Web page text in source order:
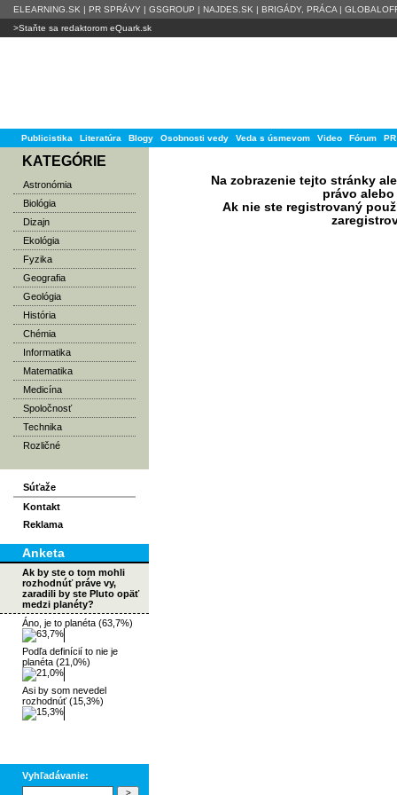
ELEARNING.SK | PR SPRÁVY | GSGROUP | NAJDES.SK | BRIGÁDY, PRÁCA |
>Staňte sa redaktorom eQuark.sk
Publicistika Literatúra Blogy Osobnosti vedy Veda s úsmevom Video Fórum
KATEGÓRIE
Astronómia
Biológia
Dizajn
Ekológia
Fyzika
Geografia
Geológia
História
Chémia
Informatika
Matematika
Medicína
Spoločnosť
Technika
Rozličné
Súťaže
Kontakt
Reklama
Anketa
Ak by ste o tom mohli
rozhodnúť práve vy,
zaradili by ste Pluto opäť
medzi planéty?
Áno, je to planéta (63,7%)
Podľa definícií to nie je
planéta (21,0%)
Asi by som nevedel
rozhodnúť (15,3%)
Vyhľadávanie:
Na zobrazenie tejto stránky
právo
Ak nie ste registrovaný